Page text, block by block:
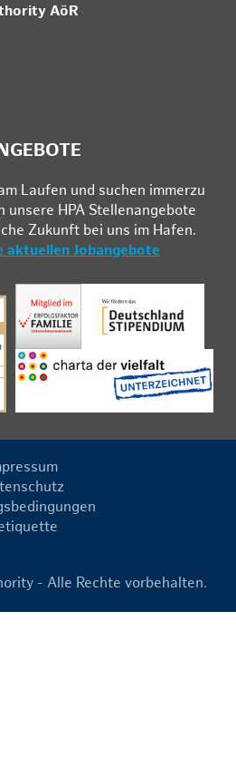
AöR
Lau­fen und su­chen im­mer­zu
un­se­re HPA Stel­len­an­ge­bo­te
Zu­kunft bei uns im Ha­fen.
aktuellen Jobangebote
- Alle Rechte vorbehalten.